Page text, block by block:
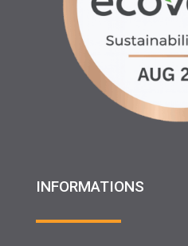
INFORMATIONS
♦ Partenariats
♦ Recrutement